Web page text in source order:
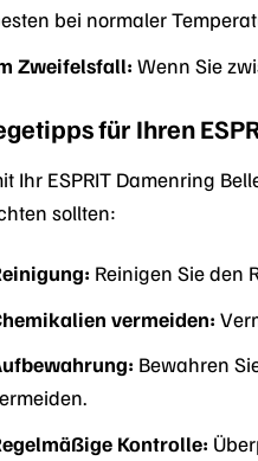
bei normaler
Zweifelsfall: Wenn Sie
für Ihren
Ihr ESPRIT Damenring
sollten:
Reinigen Sie den
vermeiden:
Bewahren
Kontrolle: